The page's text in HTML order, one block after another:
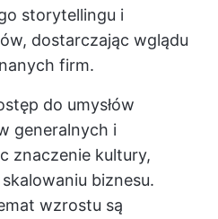
storytellingu i
dostarczając wglądu
firm.
do umysłów
generalnych i
znaczenie kultury,
biznesu.
wzrostu są